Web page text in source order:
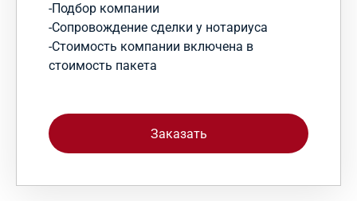
-Подбор компании
-Сопровождение сделки у нотариуса
-Стоимость компании включена в
стоимость пакета
Заказать